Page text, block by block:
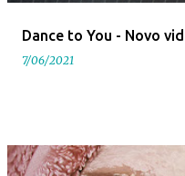
Dance to You - Novo
7/06/2021